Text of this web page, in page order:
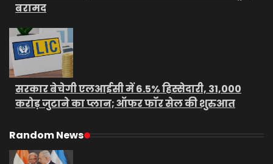
बरामद
सरकार बेचेगी एलआईसी में 6.5% हिस्सेदारी, 31,000
करोड़ जुटाने का प्लान; ऑफर फॉर सेल की शुरुआत
Random News